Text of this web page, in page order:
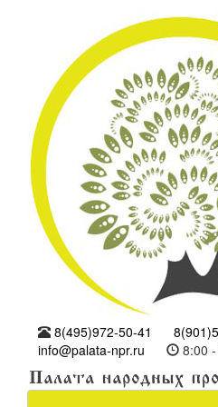
8(495)972-50-41
info@palata-npr.ru
8:00